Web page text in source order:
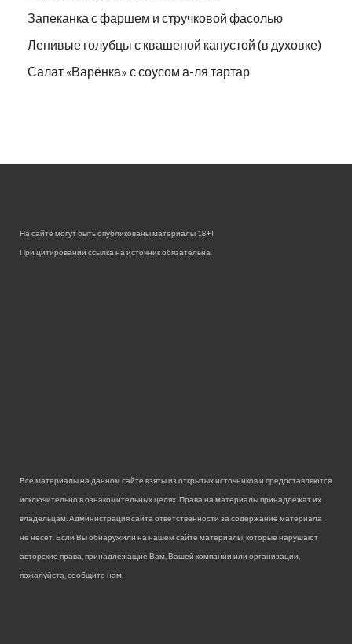
Запеканка с фаршем и стручковой фасолью
Ленивые голубцы с квашеной капустой (в духовке)
Салат «Варёнка» с соусом а-ля тартар
На сайте могут быть опубликованы материалы 18+!
При цитировании ссылка на источник обязательна.
Все материалы на данном сайте взяты из открытых источников и предоставляются
исключительно в ознакомительных целях. Права на материалы принадлежат их
владельцам. Администрация сайта ответственности за содержание материала
не несет. Если Вы обнаружили на нашем сайте материалы, которые нарушают
авторские права, принадлежащие Вам, Вашей компании или организации,
пожалуйста, сообщите нам.